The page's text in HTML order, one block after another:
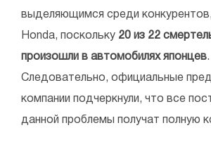
выделяющимся среди конкурентов,
Honda, поскольку 20 из 22
произошли в автомобилях японцев.
Следовательно, официальные
компании подчеркнули, что все
данной проблемы получат полную